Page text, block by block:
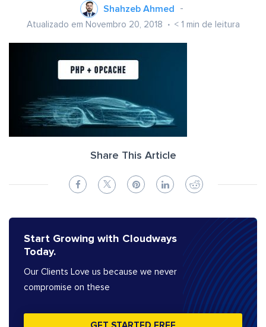
Shahzeb Ahmed
Atualizado em Novembro 20, 2018 < 1 min de leitura
Share This Article
Start Growing with Cloudways
Today.
Our Clients Love us because we never
compromise on these